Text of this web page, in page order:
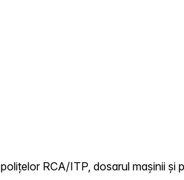
RCA/ITP, dosarul mașinii